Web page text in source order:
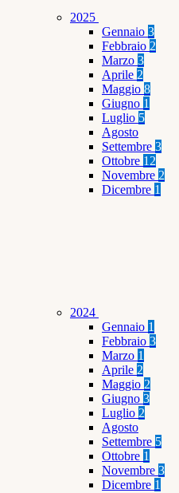
2025
Gennaio 3
Febbraio 2
Marzo 3
Aprile 2
Maggio 8
Giugno 1
Luglio 5
Agosto
Settembre 3
Ottobre 12
Novembre 2
Dicembre 1
2024
Gennaio 1
Febbraio 3
Marzo 1
Aprile 2
Maggio 2
Giugno 3
Luglio 2
Agosto
Settembre 5
Ottobre 1
Novembre 3
Dicembre 1